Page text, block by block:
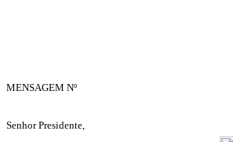
MENSAGEM Nº
Senhor Presidente,